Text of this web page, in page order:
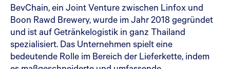
BevChain, ein Joint Venture zwischen Linfox und
Boon Rawd Brewery, wurde im Jahr 2018 gegründet
und ist auf Getränkelogistik in ganz Thailand
spezialisiert. Das Unternehmen spielt eine
bedeutende Rolle im Bereich der Lieferkette, indem